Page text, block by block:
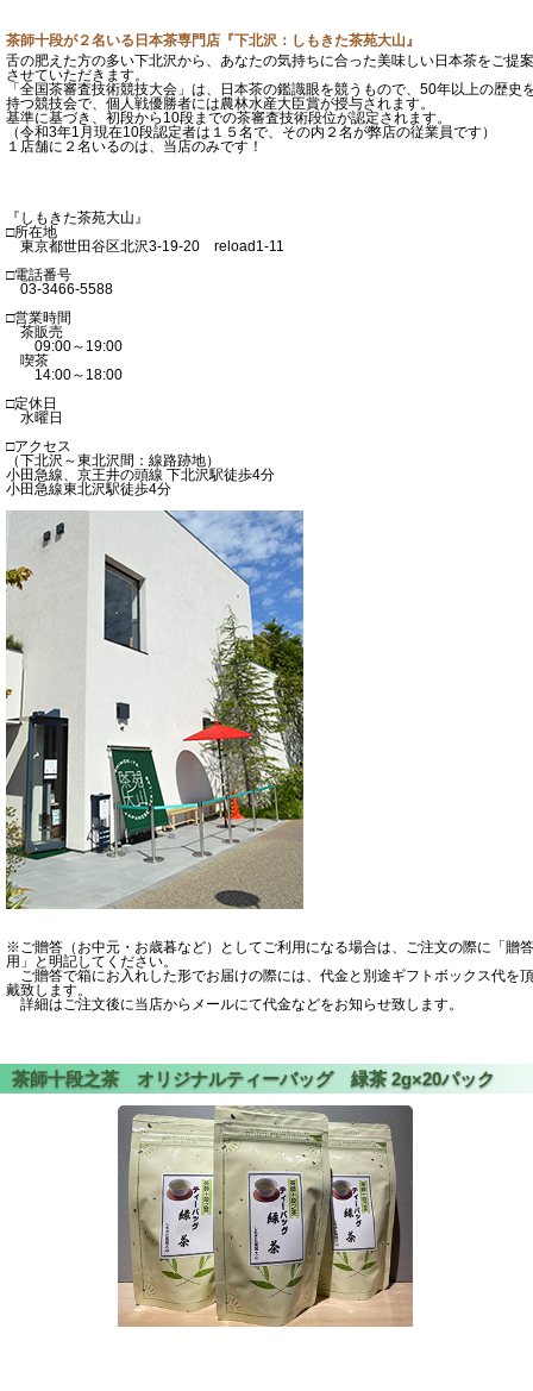
茶師十段が２名いる日本茶専門店『下北沢：しもきた茶苑大山』
舌の肥えた方の多い下北沢から、あなたの気持ちに合った美味しい日本茶をご提案
させていただきます。
「全国茶審査技術競技大会」は、日本茶の鑑識眼を競うもので、50年以上の歴史
持つ競技会で、個人戦優勝者には農林水産大臣賞が授与されます。
基準に基づき、初段から10段までの茶審査技術段位が認定されます。
（令和3年1月現在10段認定者は１５名で、その内２名が弊店の従業員です）
１店舗に２名いるのは、当店のみです！
『しもきた茶苑大山』
□所在地
東京都世田谷区北沢3-19-20 reload1-11
□電話番号
03-3466-5588
□営業時間
茶販売
09:00～19:00
喫茶
14:00～18:00
□定休日
水曜日
□アクセス
（下北沢～東北沢間：線路跡地）
小田急線、京王井の頭線 下北沢駅徒歩4分
小田急線東北沢駅徒歩4分
※ご贈答（お中元・お歳暮など）としてご利用になる場合は、ご注文の際に「贈答
用」と明記してください。
ご贈答で箱にお入れした形でお届けの際には、代金と別途ギフトボックス代を頂
戴致します。
詳細はご注文後に当店からメールにて代金などをお知らせ致します。